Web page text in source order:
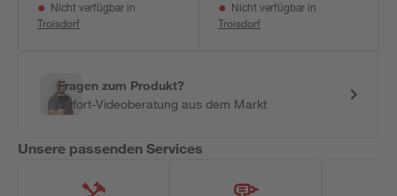
Nicht verfügbar in
Troisdorf
Nicht verfügbar in
Troisdorf
Fragen zum Produkt?
Sofort-Videoberatung aus dem Markt
Unsere passenden Services